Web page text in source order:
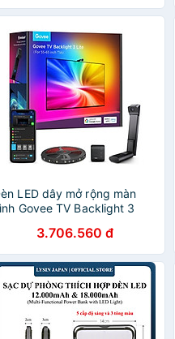
LED dây mở rộng màn
Govee TV Backlight 3
biến màu sắc mượt mà
3.706.560 đ